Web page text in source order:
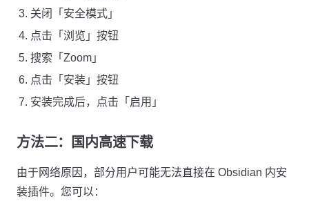
关闭「安全模式」
点击「浏览」按钮
搜索「Zoom」
点击「安装」按钮
安装完成后，点击「启用」
方法二：国内高速下载
由于网络原因，部分用户可能无法直接在 Obsidian 内安
装插件。您可以：